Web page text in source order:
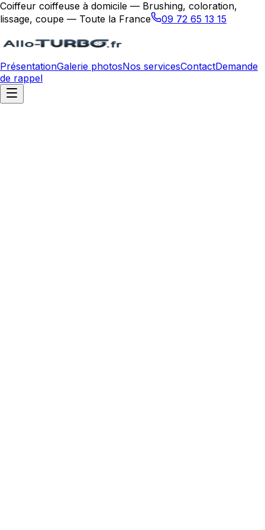
Coiffeur coiffeuse à domicile — Brushing, coloration,
lissage, coupe — Toute la France
09 72 65 13 15
PrésentationGalerie photosNos servicesContactDemande
de rappel